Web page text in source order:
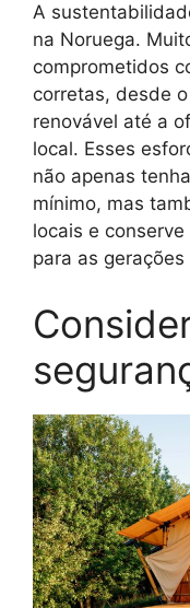
A
na Noruega.
comprometidos
corretas, desde
renovável até a
local. Esses
não apenas
mínimo, mas
locais e
para as